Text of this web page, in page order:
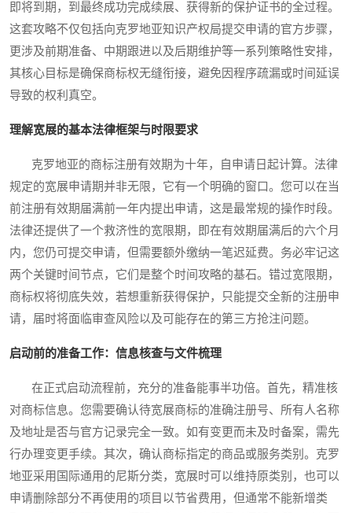
即将到期，到最终成功完成续展、获得新的保护证书的全过程。
这套攻略不仅包括向克罗地亚知识产权局提交申请的官方步骤，
更涉及前期准备、中期跟进以及后期维护等一系列策略性安排，
其核心目标是确保商标权无缝衔接，避免因程序疏漏或时间延误
导致的权利真空。
理解宽展的基本法律框架与时限要求
克罗地亚的商标注册有效期为十年，自申请日起计算。法律
规定的宽展申请期并非无限，它有一个明确的窗口。您可以在当
前注册有效期届满前一年内提出申请，这是最常规的操作时段。
法律还提供了一个救济性的宽限期，即在有效期届满后的六个月
内，您仍可提交申请，但需要额外缴纳一笔迟延费。务必牢记这
两个关键时间节点，它们是整个时间攻略的基石。错过宽限期，
商标权将彻底失效，若想重新获得保护，只能提交全新的注册申
请，届时将面临审查风险以及可能存在的第三方抢注问题。
启动前的准备工作：信息核查与文件梳理
在正式启动流程前，充分的准备能事半功倍。首先，精准核
对商标信息。您需要确认待宽展商标的准确注册号、所有人名称
及地址是否与官方记录完全一致。如有变更而未及时备案，需先
行办理变更手续。其次，确认商标指定的商品或服务类别。克罗
地亚采用国际通用的尼斯分类，宽展时可以维持原类别，也可以
申请删除部分不再使用的项目以节省费用，但通常不能新增类